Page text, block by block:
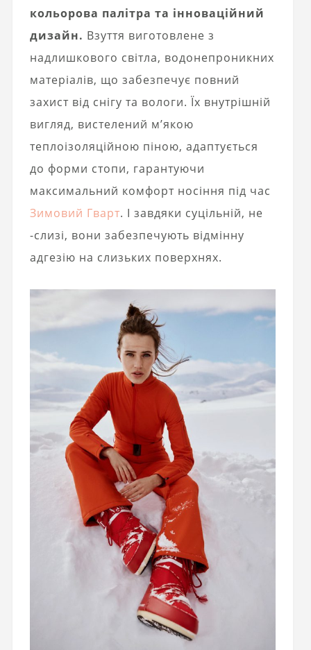
кольорова палітра та інноваційний
дизайн. Взуття виготовлене з
надлишкового світла, водонепроникних
матеріалів, що забезпечує повний
захист від снігу та вологи. Їх внутрішній
вигляд, вистелений м’якою
теплоізоляційною піною, адаптується
до форми стопи, гарантуючи
максимальний комфорт носіння під час
Зимовий Гварт. І завдяки суцільній, не
-слизі, вони забезпечують відмінну
адгезію на слизьких поверхнях.